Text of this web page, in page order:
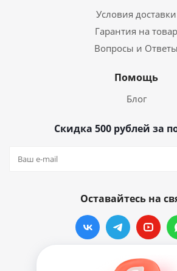
Условия доставки
Гарантия на товар
Вопросы и Ответы
Помощь
Блог
Скидка 500 рублей за
Оставайтесь на
Наши контакты